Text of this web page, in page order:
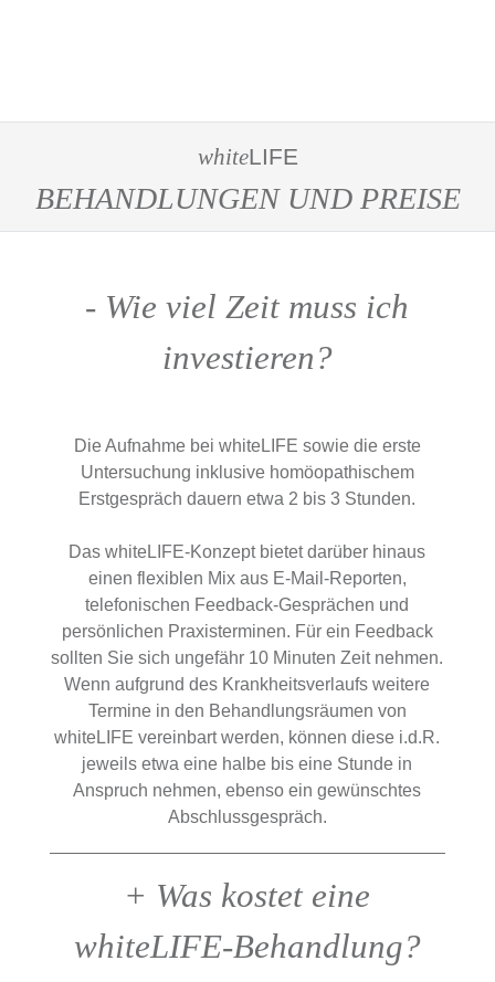
whiteLIFE
BEHANDLUNGEN UND PREISE
- Wie viel Zeit muss ich
investieren?
Die Aufnahme bei whiteLIFE sowie die erste
Untersuchung inklusive homöopathischem
Erstgespräch dauern etwa 2 bis 3 Stunden.
Das whiteLIFE-Konzept bietet darüber hinaus
einen flexiblen Mix aus E-Mail-Reporten,
telefonischen Feedback-Gesprächen und
persönlichen Praxisterminen. Für ein Feedback
sollten Sie sich ungefähr 10 Minuten Zeit nehmen.
Wenn aufgrund des Krankheitsverlaufs weitere
Termine in den Behandlungsräumen von
whiteLIFE vereinbart werden, können diese i.d.R.
jeweils etwa eine halbe bis eine Stunde in
Anspruch nehmen, ebenso ein gewünschtes
Abschlussgespräch.
+ Was kostet eine
whiteLIFE-Behandlung?